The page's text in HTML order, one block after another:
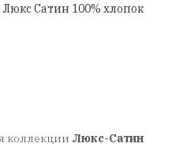
Сатин 100% хлопок
коллекции Люкс-Сатин